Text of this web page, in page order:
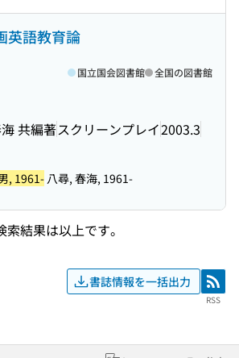
英語教育論
共編著スクリーンプレイ2003.3
国立国会図書館 全国の図書館
, 1961- 八尋, 春海, 1961-
索結果は以上です。
書誌情報を一括出力 RSS
RSS